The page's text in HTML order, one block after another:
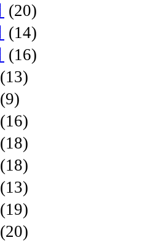
(20)
(14)
(16)
(13)
(9)
(16)
(18)
(18)
(13)
(19)
(20)